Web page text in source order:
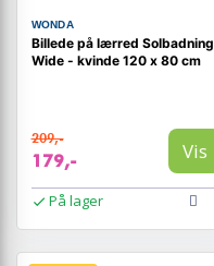
WONDA
Billede på lærred Solbadning
Wide - kvinde 120 x 80 cm
209,-
179,- Vis
På lager